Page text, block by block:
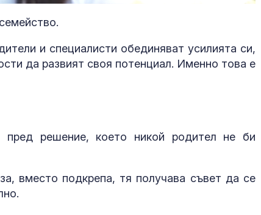
и специалисти обединяват усилията си,
да развият своя потенциал. Именно това е
пред решение, което никой родител не би
вместо подкрепа, тя получава съвет да се
в ръка зад
Западът
дехидратация при